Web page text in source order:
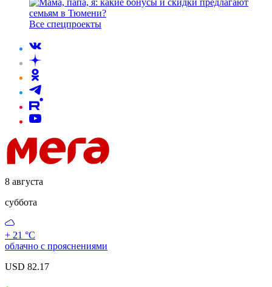
Все спецпроекты
8 августа
суббота
+ 21 °С
облачно с прояснениями
USD 82.17